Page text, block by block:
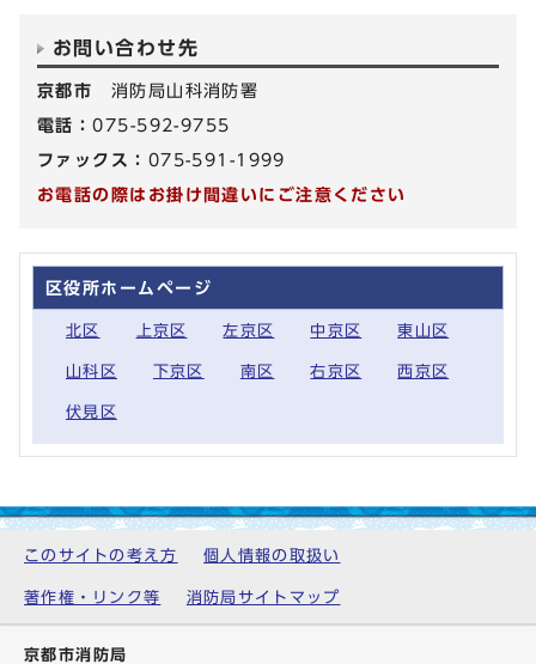
お問い合わせ先
京都市 消防局山科消防署
電話：075-592-9755
ファックス： 075-591-1999
お電話の際はお掛け間違いにご注意ください
区役所ホームページ
北区 上京区 左京区 中京区 東山区
山科区 下京区 南区 右京区 西京区
伏見区
このサイトの考え方 個人情報の取扱い
著作権・リンク等 消防局サイトマップ
京都市消防局